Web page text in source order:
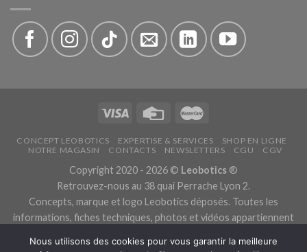
CONCEPT LEOBOTICS EXPERTISE & SERVICES
SHOP EN LIGNE
NOTRE MAGASIN
CONTACTS NEWSLETTERS CGU CGV
Copyright 2020 - 2026 © Leobotics ®
Retrouvez-nous au 38 quai Perrache Lyon 2.
Concepts, marque et logo Leobotics déposés. Toutes les
informations, fiches techniques, photos et vidéos appartiennent
Les traductions sont automatiques, veuillez nous excuser pour
Nous utilisons des cookies pour vous garantir la meilleure